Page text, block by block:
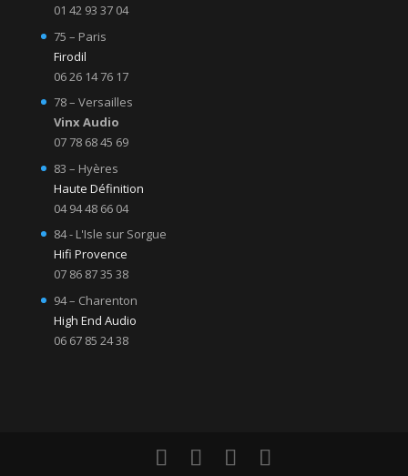
01 42 93 37 04
75 – Paris
Firodil
06 26 14 76 17
78 – Versailles
Vinx Audio
07 78 68 45 69
83 – Hyères
Haute Définition
04 94 48 66 04
84 - L'Isle sur Sorgue
Hifi Provence
07 86 87 35 38
94 – Charenton
High End Audio
06 67 85 24 38